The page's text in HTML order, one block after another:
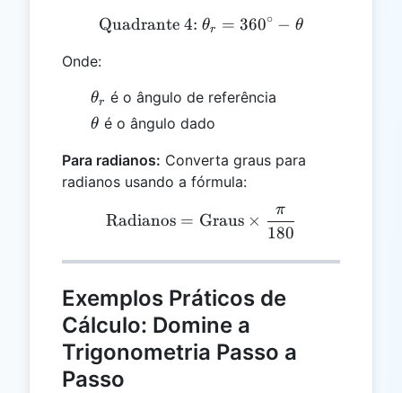
\text{Quadrante 4: }
Quadrante 4: θr = 360∘ − θ
Onde:
\theta_r
θr é o ângulo de referência
\theta
θ é o ângulo dado
Para radianos: Converta graus para
radianos usando a fórmula:
\text{Radianos} =
Radianos = Graus ×
180
π
Exemplos Práticos de
Cálculo: Domine a
Trigonometria Passo a
Passo